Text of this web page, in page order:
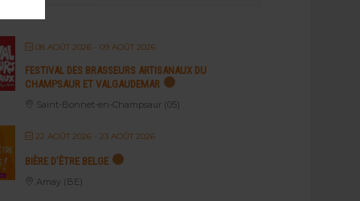
08 AOÛT 2026 - 09 AOÛT 2026
FESTIVAL DES BRASSEURS ARTISANAUX DU
CHAMPSAUR ET VALGAUDEMAR
Saint-Bonnet-en-Champsaur (05)
22 AOÛT 2026 - 23 AOÛT 2026
BIÈRE D’ÊTRE BELGE
Amay (BE)